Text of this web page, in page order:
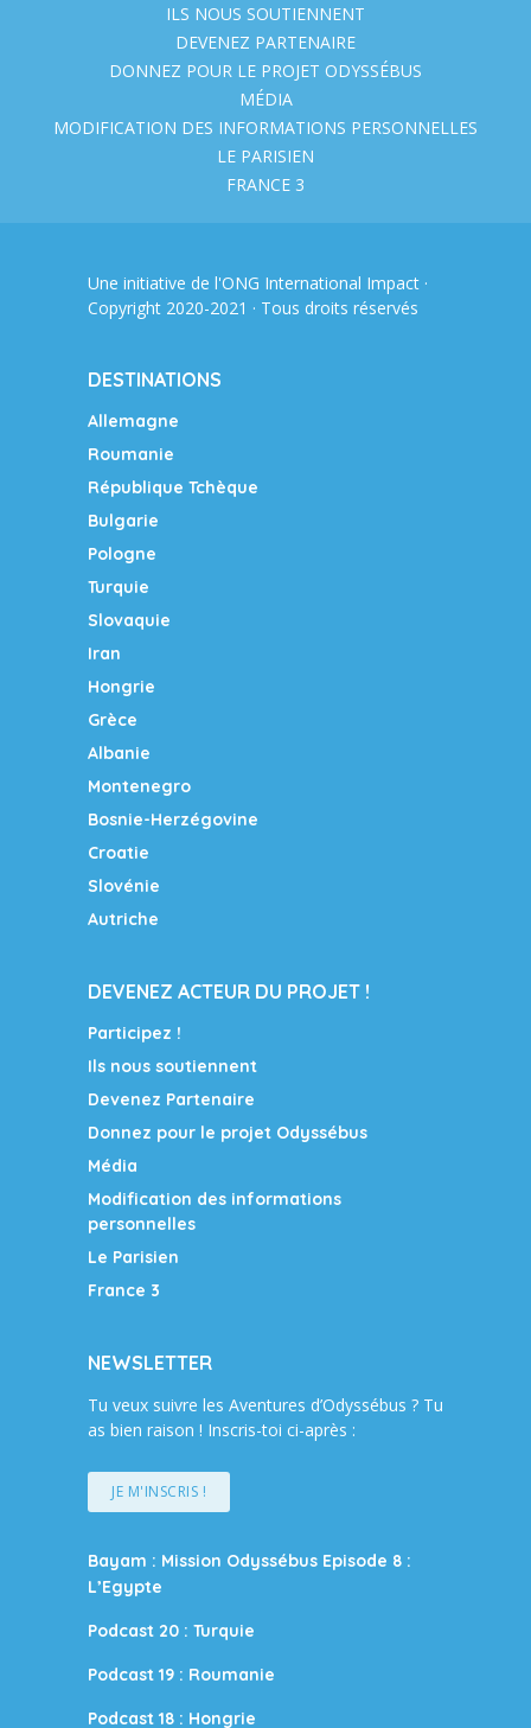
ILS NOUS SOUTIENNENT
DEVENEZ PARTENAIRE
DONNEZ POUR LE PROJET ODYSSÉBUS
MÉDIA
MODIFICATION DES INFORMATIONS PERSONNELLES
LE PARISIEN
FRANCE 3
Une initiative de l'ONG International Impact ·
Copyright 2020-2021 · Tous droits réservés
DESTINATIONS
Allemagne
Roumanie
République Tchèque
Bulgarie
Pologne
Turquie
Slovaquie
Iran
Hongrie
Grèce
Albanie
Montenegro
Bosnie-Herzégovine
Croatie
Slovénie
Autriche
DEVENEZ ACTEUR DU PROJET !
Participez !
Ils nous soutiennent
Devenez Partenaire
Donnez pour le projet Odyssébus
Média
Modification des informations
personnelles
Le Parisien
France 3
NEWSLETTER
Tu veux suivre les Aventures d’Odyssébus ? Tu
as bien raison ! Inscris-toi ci-après :
JE M'INSCRIS !
Bayam : Mission Odyssébus Episode 8 :
L’Egypte
Podcast 20 : Turquie
Podcast 19 : Roumanie
Podcast 18 : Hongrie